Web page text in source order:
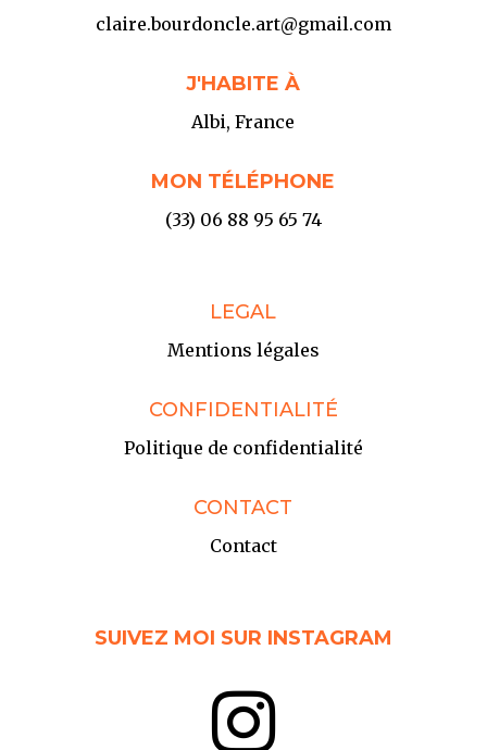
claire.bourdoncle.art@gmail.com
J'HABITE À
Albi, France
MON TÉLÉPHONE
(33) 06 88 95 65 74
LEGAL
Mentions légales
CONFIDENTIALITÉ
Politique de confidentialité
CONTACT
Contact
SUIVEZ MOI SUR INSTAGRAM
